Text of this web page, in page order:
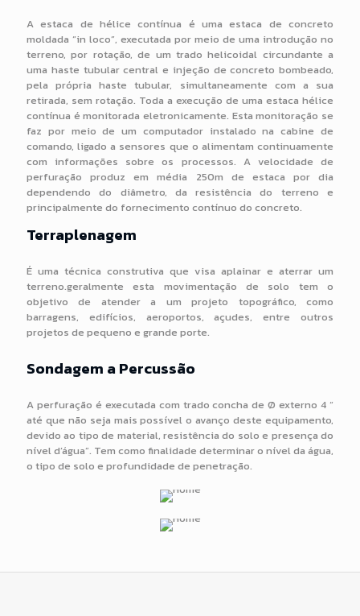
A estaca de hélice contínua é uma estaca de concreto
moldada “in loco”, executada por meio de uma introdução no
terreno, por rotação, de um trado helicoidal circundante a
uma haste tubular central e injeção de concreto bombeado,
pela própria haste tubular, simultaneamente com a sua
retirada, sem rotação. Toda a execução de uma estaca hélice
contínua é monitorada eletronicamente. Esta monitoração se
faz por meio de um computador instalado na cabine de
comando, ligado a sensores que o alimentam continuamente
com informações sobre os processos. A velocidade de
perfuração produz em média 250m de estaca por dia
dependendo do diâmetro, da resistência do terreno e
principalmente do fornecimento contínuo do concreto.
Terraplenagem
É uma técnica construtiva que visa aplainar e aterrar um
terreno.geralmente esta movimentação de solo tem o
objetivo de atender a um projeto topográfico, como
barragens, edifícios, aeroportos, açudes, entre outros
projetos de pequeno e grande porte.
Sondagem a Percussão
A perfuração é executada com trado concha de Ø externo 4 “
até que não seja mais possível o avanço deste equipamento,
devido ao tipo de material, resistência do solo e presença do
nível d’água”. Tem como finalidade determinar o nível da água,
o tipo de solo e profundidade de penetração.